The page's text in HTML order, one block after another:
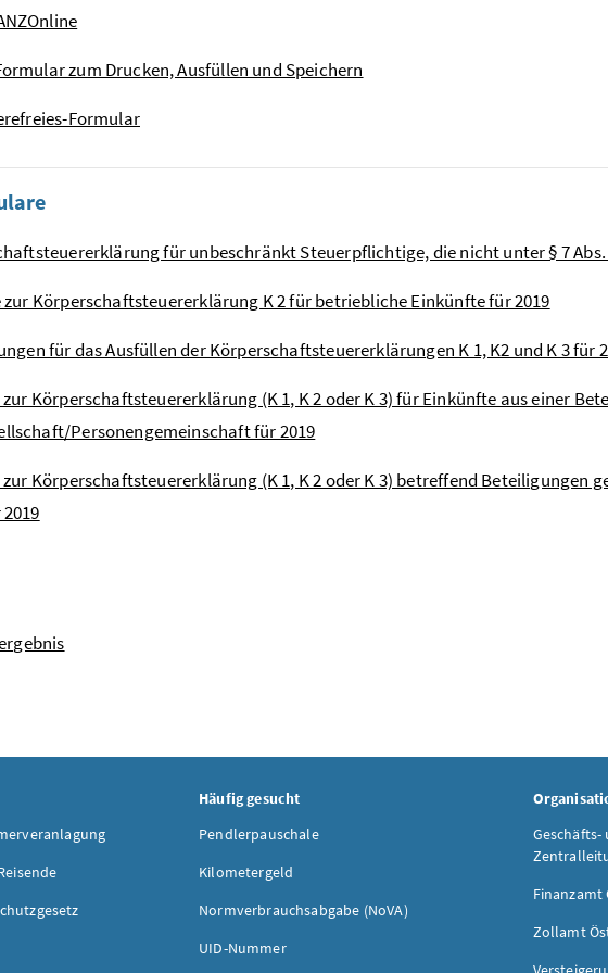
zum Drucken, Ausfüllen und Speichern
Formular
für unbeschränkt Steuerpflichtige, die nicht unter § 7 Abs.
zur Körperschaftsteuererklärung K 2 für betriebliche Einkünfte für 2019
für das Ausfüllen der Körperschaftsteuererklärungen K 1, K2 und K 3 für
zur Körperschaftsteuererklärung (K 1, K 2 oder K 3) für Einkünfte aus einer
Personengemeinschaft für 2019
zur Körperschaftsteuererklärung (K 1, K 2 oder K 3) betreffend Beteiligungen
Häufig gesucht
Pendlerpauschale
Kilometergeld
Normverbrauchsabgabe (NoVA)
UID-Nummer
Finanzamt
Zollamt